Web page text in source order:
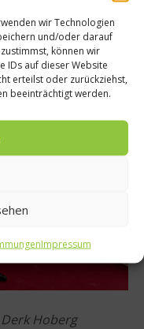
wir Technologien
und/oder darauf
können wir
IDs auf dieser Website
erteilst oder zurückziehst,
beeinträchtigt werden.
Impressum
Hoberg